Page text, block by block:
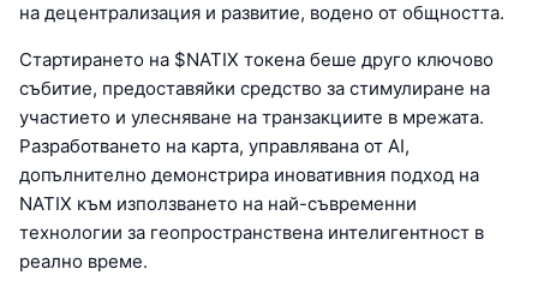
на децентрализация и развитие, водено от общността.
Стартирането на $NATIX токена беше друго ключово
събитие, предоставяйки средство за стимулиране на
участието и улесняване на транзакциите в мрежата.
Разработването на карта, управлявана от AI,
допълнително демонстрира иновативния подход на
NATIX към използването на най-съвременни
технологии за геопространствена интелигентност в
реално време.